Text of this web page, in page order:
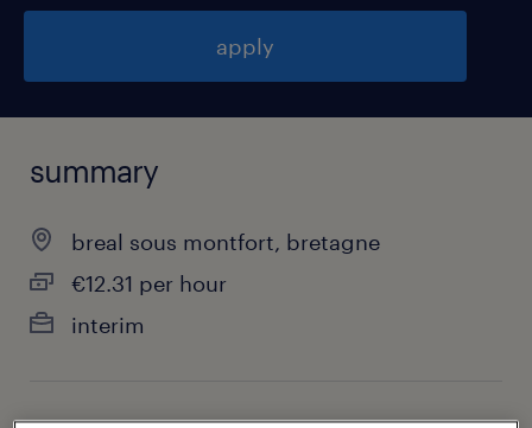
apply
summary
breal sous montfort, bretagne
€12.31 per hour
interim